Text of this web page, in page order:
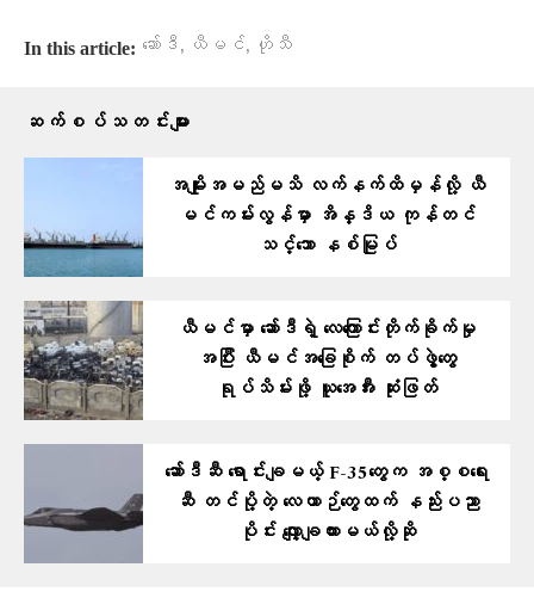
In this article: ဆော်ဒီ, ယီမင်, ဟိုသီ
ဆက်စပ်သတင်းများ
အမျိုးအမည်မသိ လက်နက်ထိမှန်လို့ ယီ
မင်ကမ်းလွန်မှာ အိန္ဒိယ ကုန်တင်
သင်္ဘော နစ်မြုပ်
ယီမင်မှာ ဆော်ဒီရဲ့ လေကြောင်းတိုက်ခိုက်မှု
အပြီး ယီမင်အခြေစိုက် တပ်ဖွဲ့တွေ
ရုပ်သိမ်းဖို့ ယူအေအီး ဆုံးဖြတ်
ဆော်ဒီဆီ ရောင်းချမယ့် F-35တွေက အစ္စရေး
ဆီ တင်ပို့တဲ့ လေယာဉ်တွေထက် နည်းပညာ
ပိုင်း လျှော့ချထားမယ်လို့ဆို